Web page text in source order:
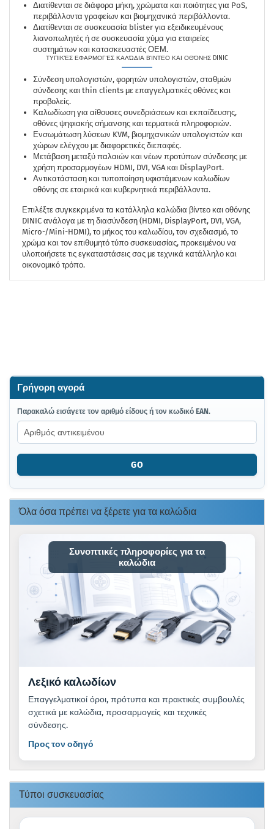
Διατίθενται σε διάφορα μήκη, χρώματα και ποιότητες για PoS,
περιβάλλοντα γραφείων και βιομηχανικά περιβάλλοντα.
Διατίθενται σε συσκευασία blister για εξειδικευμένους
λιανοπωλητές ή σε συσκευασία χύμα για εταιρείες
συστημάτων και κατασκευαστές ΟΕΜ.
ΤΥΠΙΚΈΣ ΕΦΑΡΜΟΓΈΣ ΚΑΛΏΔΙΑ ΒΊΝΤΕΟ ΚΑΙ ΟΘΌΝΗΣ DINIC
Σύνδεση υπολογιστών, φορητών υπολογιστών, σταθμών
σύνδεσης και thin clients με επαγγελματικές οθόνες και
προβολείς.
Καλωδίωση για αίθουσες συνεδριάσεων και εκπαίδευσης,
οθόνες ψηφιακής σήμανσης και τερματικά πληροφοριών.
Ενσωμάτωση λύσεων KVM, βιομηχανικών υπολογιστών και
χώρων ελέγχου με διαφορετικές διεπαφές.
Μετάβαση μεταξύ παλαιών και νέων προτύπων σύνδεσης με
χρήση προσαρμογέων HDMI, DVI, VGA και DisplayPort.
Αντικατάσταση και τυποποίηση υφιστάμενων καλωδίων
οθόνης σε εταιρικά και κυβερνητικά περιβάλλοντα.
Επιλέξτε συγκεκριμένα τα κατάλληλα καλώδια βίντεο και οθόνης
DINIC ανάλογα με τη διασύνδεση (HDMI, DisplayPort, DVI, VGA,
Micro-/Mini-HDMI), το μήκος του καλωδίου, τον σχεδιασμό, το
χρώμα και τον επιθυμητό τύπο συσκευασίας, προκειμένου να
υλοποιήσετε τις εγκαταστάσεις σας με τεχνικά κατάλληλο και
οικονομικό τρόπο.
Γρήγορη αγορά
ΠΑΡΑΚΑΛΏ
ΕΙΣΆΓΕΤΕ
ΤΟΝ
ΑΡΙΘΜΌ
ΕΊΔΟΥΣ
ΤΟΝ
ΚΩΔΙΚΌ
EAN.
Παρακαλώ εισάγετε τον αριθμό είδους ή τον κωδικό EAN.
GO
Όλα όσα πρέπει να ξέρετε για τα καλώδια
Συνοπτικές πληροφορίες για τα
καλώδια
Λεξικό καλωδίων
Επαγγελματικοί όροι, πρότυπα και πρακτικές συμβουλές
σχετικά με καλώδια, προσαρμογείς και τεχνικές
σύνδεσης.
Προς τον οδηγό
Τύποι συσκευασίας